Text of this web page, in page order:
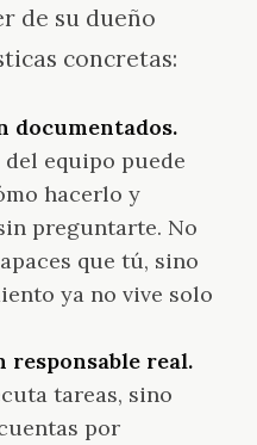
de su dueño
concretas:
documentados.
equipo puede
hacerlo y
preguntarte. No
que tú, sino
ya no vive solo
responsable real.
tareas, sino
por